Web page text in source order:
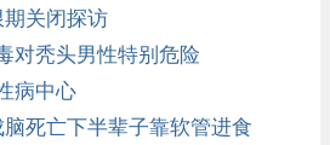
关闭探访
对秃头男性特别危险
病中心
死亡下半辈子靠软管进食